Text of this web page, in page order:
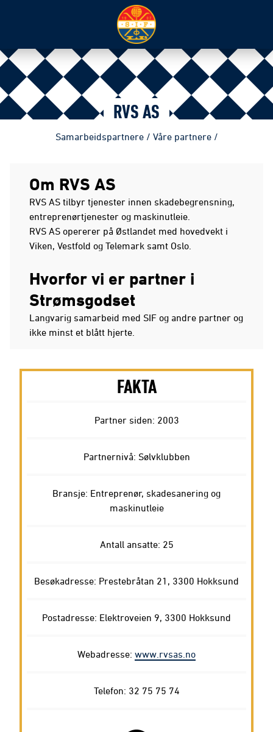
RVS AS
Samarbeidspartnere / Våre partnere /
Om RVS AS
RVS AS tilbyr tjenester innen skadebegrensning,
entreprenørtjenester og maskinutleie.
RVS AS opererer på Østlandet med hovedvekt i
Viken, Vestfold og Telemark samt Oslo.
Hvorfor vi er partner i
Strømsgodset
Langvarig samarbeid med SIF og andre partner og
ikke minst et blått hjerte.
FAKTA
Partner siden: 2003
Partnernivå: Sølvklubben
Bransje: Entreprenør, skadesanering og
maskinutleie
Antall ansatte: 25
Besøkadresse: Prestebråtan 21, 3300 Hokksund
Postadresse: Elektroveien 9, 3300 Hokksund
Webadresse: www.rvsas.no
Telefon: 32 75 75 74